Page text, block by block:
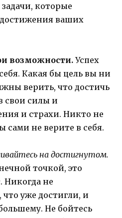
которые
ваших
возможности. Успех
Какая бы цель вы ни
верить, что достичь
свои силы и
и страхи. Никто не
сами не верите в себя.
на достигнутом.
точкой, это
Никогда не
что уже достигли, и
Не бойтесь